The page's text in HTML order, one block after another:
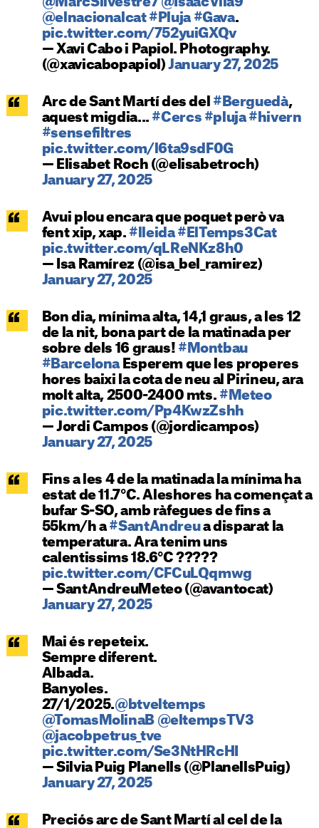
@elnacionalcat #Pluja #Gava.
pic.twitter.com/752yuiGXQv
— Xavi Cabo i Papiol. Photography.
(@xavicabopapiol)January 27, 2025
Arc de Sant Martí des del #Berguedà,
aquest migdia... #Cercs #pluja #hivern
#sensefiltres
pic.twitter.com/l6ta9sdF0G
— Elisabet Roch (@elisabetroch)
January 27, 2025
Avui plou encara que poquet però va
fent xip, xap. #lleida #ElTemps3Cat
pic.twitter.com/qLReNKz8h0
— Isa Ramírez (@isa_bel_ramirez)
January 27, 2025
Bon dia, mínima alta, 14,1 graus, a les 12
de la nit, bona part de la matinada per
sobre dels 16 graus! #Montbau
#Barcelona Esperem que les properes
hores baixi la cota de neu al Pirineu, ara
molt alta, 2500-2400 mts. #Meteo
pic.twitter.com/Pp4KwzZshh
— Jordi Campos (@jordicampos)
January 27, 2025
Fins a les 4 de la matinada la mínima ha
estat de 11.7°C. Aleshores ha començat a
bufar S-SO, amb ràfegues de fins a
55km/h a #SantAndreua disparat la
temperatura. Ara tenim uns
calentissims 18.6°C ?️?️?️?️?️
pic.twitter.com/CFCuLQqmwg
— SantAndreuMeteo (@avantocat)
January 27, 2025
Mai és repeteix.
Sempre diferent.
Albada.
Banyoles.
27/1/2025.@btveltemps
@TomasMolinaB @eltempsTV3
@jacobpetrus_tve
pic.twitter.com/Se3NtHRcHI
— Silvia Puig Planells (@PlanellsPuig)
January 27, 2025
Preciós arc de Sant Martí al cel de la